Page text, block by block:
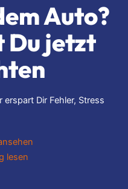
Auto?
Du jetzt
Dir Fehler, Stress
lesen